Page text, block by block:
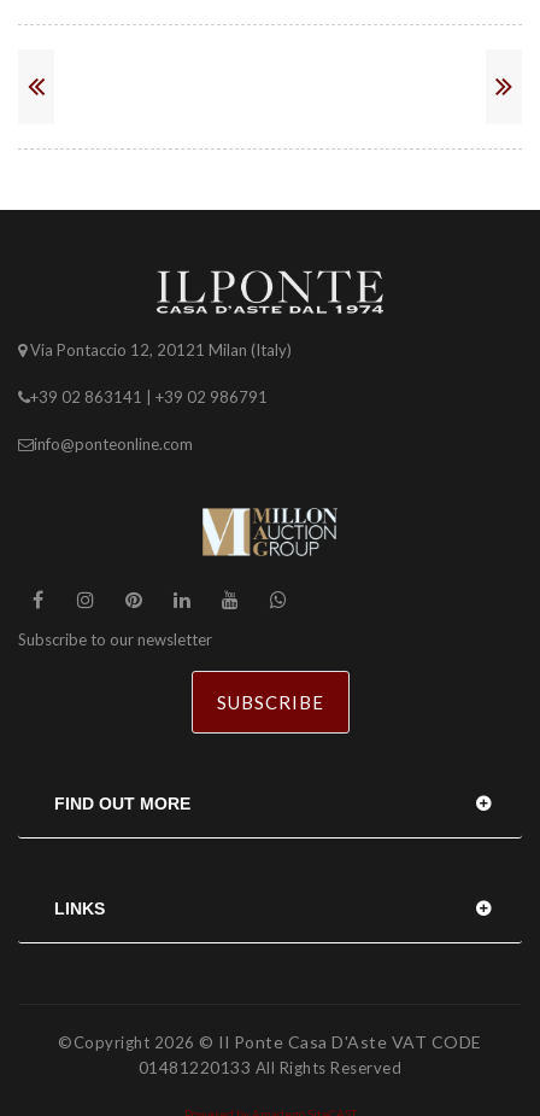
Via Pontaccio 12, 20121 Milan (Italy)
+39 02 863141 | +39 02 986791
info@ponteonline.com
Subscribe to our newsletter
SUBSCRIBE
FIND OUT MORE
LINKS
©Copyright 2026 © Il Ponte Casa D'Aste VAT CODE
01481220133 All Rights Reserved